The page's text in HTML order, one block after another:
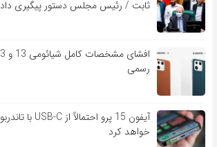
ثابت / رئیس مجلس دستور پیگیری داد
رسمی
خواهد کرد